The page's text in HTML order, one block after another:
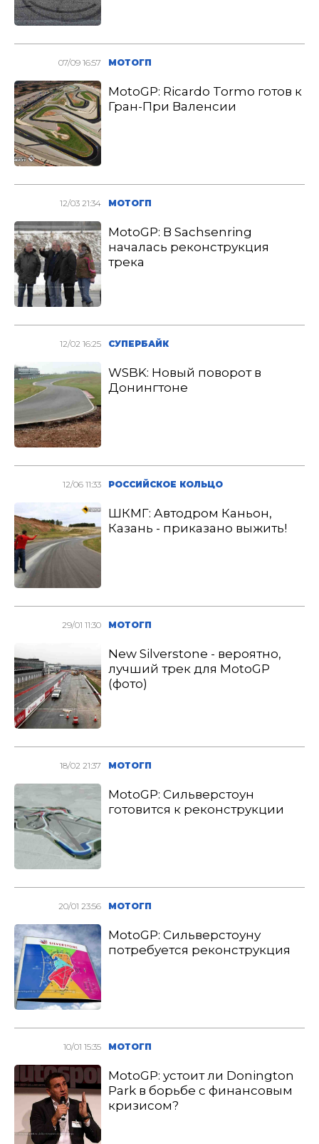
07/09 16:57 МОТОГП
MotoGP: Ricardo Tormo готов к
Гран-При Валенсии
12/03 21:34 МОТОГП
MotoGP: В Sachsenring
началась реконструкция
трека
12/02 16:25 СУПЕРБАЙК
WSBK: Новый поворот в
Донингтоне
12/06 11:33 РОССИЙСКОЕ КОЛЬЦО
ШКМГ: Автодром Каньон,
Казань - приказано выжить!
29/01 11:30 МОТОГП
New Silverstone - вероятно,
лучший трек для MotoGP
(фото)
18/02 21:37 МОТОГП
MotoGP: Сильверстоун
готовится к реконструкции
20/01 23:56 МОТОГП
MotoGP: Сильверстоуну
потребуется реконструкция
10/01 15:35 МОТОГП
MotoGP: устоит ли Donington
Park в борьбе с финансовым
кризисом?